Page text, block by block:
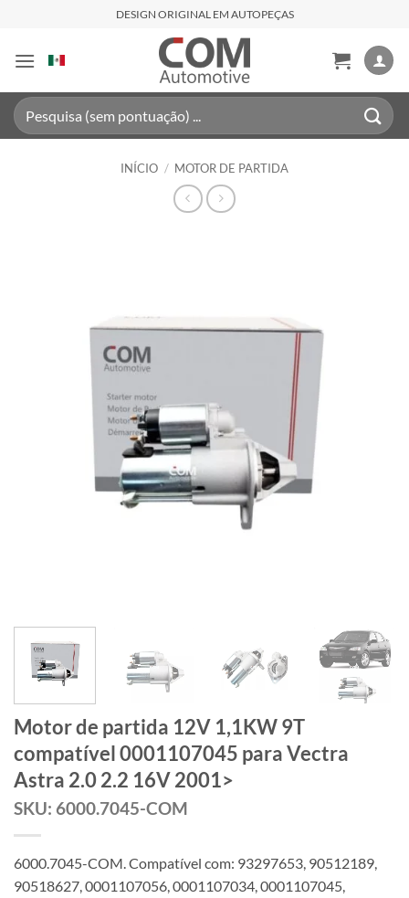
content
DESIGN ORIGINAL EM AUTOPEÇAS
Pesquisar
por:
INÍCIO / MOTOR DE PARTIDA
Motor de partida 12V 1,1KW 9T
compatível 0001107045 para Vectra
Astra 2.0 2.2 16V 2001>
SKU: 6000.7045-COM
6000.7045-COM. Compatível com: 93297653, 90512189,
90518627, 0001107056, 0001107034, 0001107045,